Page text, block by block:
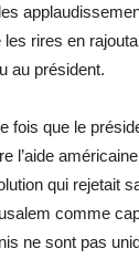
rires en
au président.
fois que le
l’aide
qui rejetait
comme
ne sont pas